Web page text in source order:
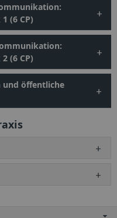
(6 CP)
(6 CP)
und öffentliche